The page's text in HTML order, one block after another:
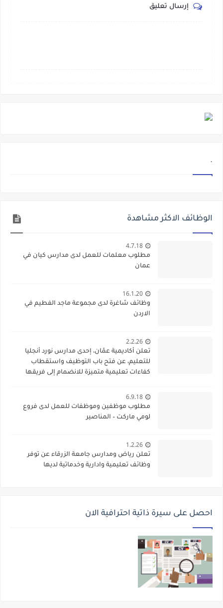
إرسال تعليق
.
الوظائف الاكثر مشاهدة
4.7.18
مطلوب معلمات للعمل لدى مدارس كيان في
عمان
16.1.20
وظائف شاغرة لدى مجموعة ماجد الفطيم في
الاردن
2.2.26
تعلن أكاديمية عمّان، إحدى مدارس نورد أنجليا
للتعليم، عن فتح باب التوظيف واستقطاب
كفاءات تعليمية متميزة للانضمام إلى فريقها
6.9.18
مطلوب موظفين وموظفات للعمل لدى فروع
لومي ماركت – المناصير
1.2.26
تعلن رياض ومدارس جامعة الزرقاء عن توفر
وظائف تعليمية وادارية وخدماتية لديها
احصل على سيرة ذاتية احترافية الان